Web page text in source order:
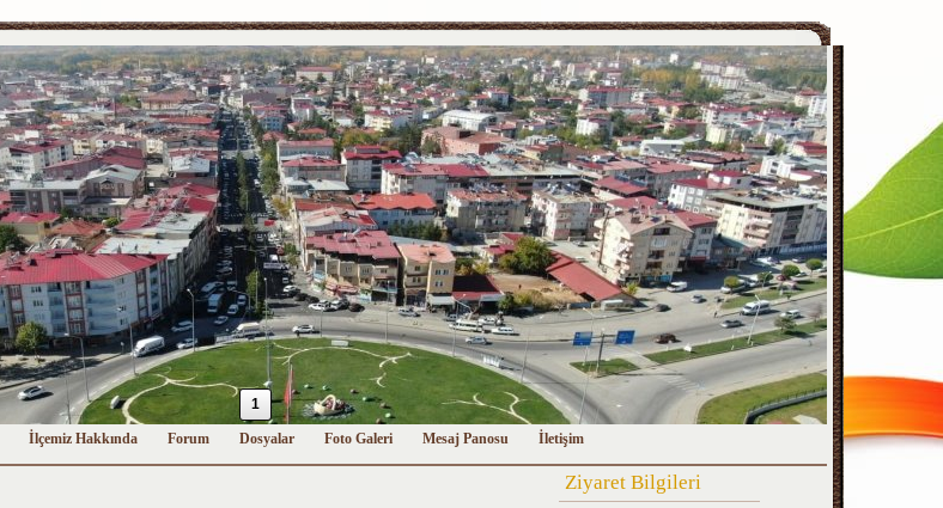
1
İlçemiz Hakkında Forum Dosyalar Foto Galeri Mesaj Panosu İletişim
Ziyaret Bilgileri